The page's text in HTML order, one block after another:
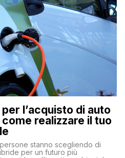
l’acquisto di auto
realizzare il tuo
stanno scegliendo di
per un futuro più